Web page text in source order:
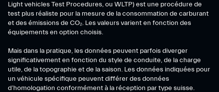
Light vehicles Test Procedures, ou WLTP) est une procédure de
test plus réaliste pour la mesure de la consommation de carburant
et des émissions de CO₂. Les valeurs varient en fonction des
équipements en option choisis.
Mais dans la pratique, les données peuvent parfois diverger
significativement en fonction du style de conduite, de la charge
utile, de la topographie et de la saison. Les données indiquées pour
un véhicule spécifique peuvent différer des données
d’homologation conformément à la réception par type suisse.